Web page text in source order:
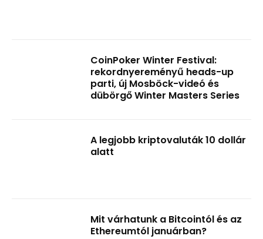
CoinPoker Winter Festival:
rekordnyereményű heads-up
parti, új Mosböck-videó és
dübörgő Winter Masters Series
A legjobb kriptovaluták 10 dollár
alatt
Mit várhatunk a Bitcointól és az
Ethereumtól januárban?